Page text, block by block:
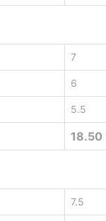
7
6
5.5
18.50
7.5